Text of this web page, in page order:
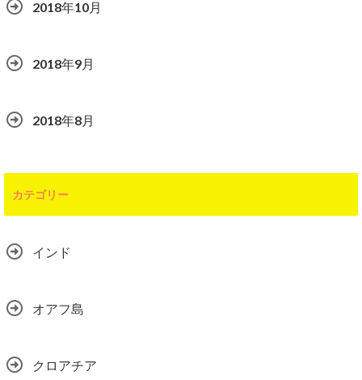
2018年10月
2018年9月
2018年8月
カテゴリー
インド
オアフ島
クロアチア